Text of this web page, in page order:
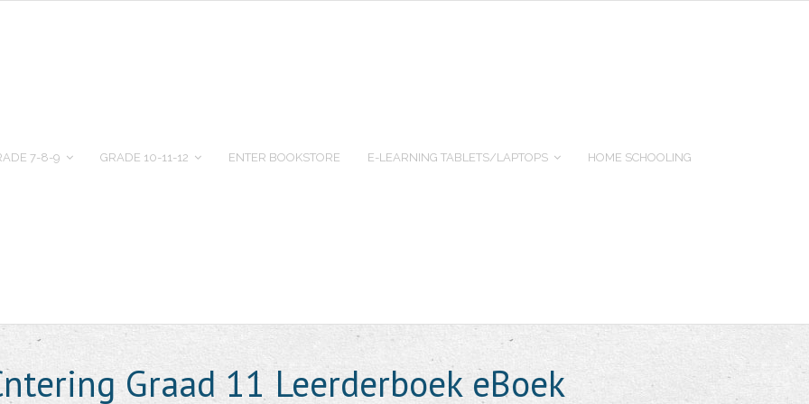
7-8-9 GRADE 10-11-12 ENTER BOOKSTORE E-LEARNING TABLETS/LAPTOPS HOME SCHOOLING
Graad 11 Leerderboek eBoek